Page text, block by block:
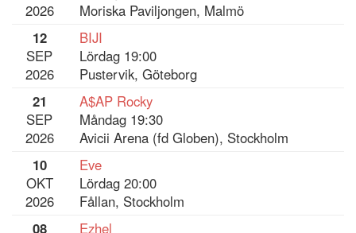
2026
Moriska Paviljongen, Malmö
12
SEP
2026
BIJI
Lördag 19:00
Pustervik, Göteborg
21
SEP
2026
A$AP Rocky
Måndag 19:30
Avicii Arena (fd Globen), Stockholm
10
OKT
2026
Eve
Lördag 20:00
Fållan, Stockholm
08
Ezhel